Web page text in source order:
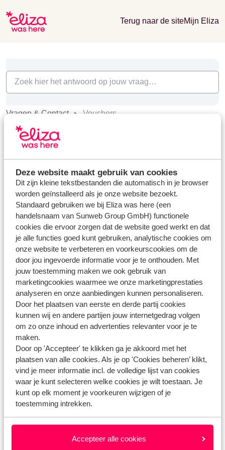
Deze website maakt gebruik van cookies
Dit zijn kleine tekstbestanden die automatisch in je browser
worden geïnstalleerd als je onze website bezoekt.
Standaard gebruiken we bij Eliza was here (een
handelsnaam van Sunweb Group GmbH) functionele
cookies die ervoor zorgen dat de website goed werkt en dat
je alle functies goed kunt gebruiken, analytische cookies om
onze website te verbeteren en voorkeurscookies om de
door jou ingevoerde informatie voor je te onthouden. Met
jouw toestemming maken we ook gebruik van
marketingcookies waarmee we onze marketingprestaties
analyseren en onze aanbiedingen kunnen personaliseren.
Door het plaatsen van eerste en derde partij cookies
kunnen wij en andere partijen jouw internetgedrag volgen
om zo onze inhoud en advertenties relevanter voor je te
maken.
Door op 'Accepteer' te klikken ga je akkoord met het
plaatsen van alle cookies. Als je op 'Cookies beheren’ klikt,
vind je meer informatie incl. de volledige lijst van cookies
waar je kunt selecteren welke cookies je wilt toestaan. Je
kunt op elk moment je voorkeuren wijzigen of je
toestemming intrekken.
Accepteer alle cookies
Terug naar de siteMijn Eliza
Vragen & Contact Vouchers
Vouchers (1)
Modified on Fri, 2 Feb, 2024 at 8:35 AM
Heb jij jouw antwoord niet gevonden?
Whatsapp ons!
WhatsApp ons op het nummer +. Je kunt ons op
hetzelfde nummer ook bellen, houd dan rekening
met langere wachttijden.
Openingstijden:
Maandag t/m vrijdag: 09:00-18:00
Zaterdag: 10:00-17:00
Zondag: gesloten